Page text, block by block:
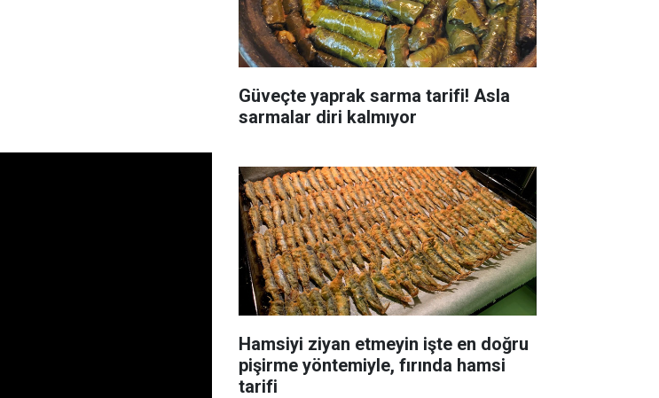
Güveçte yaprak sarma tarifi! Asla
sarmalar diri kalmıyor
Hamsiyi ziyan etmeyin işte en doğru
pişirme yöntemiyle, fırında hamsi
tarifi